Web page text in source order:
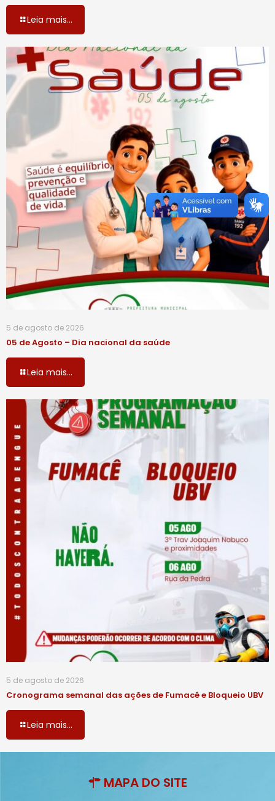
Leia mais...
5 de agosto de 2026
05 de Agosto – Dia nacional da saúde
Leia mais...
5 de agosto de 2026
Cronograma semanal das ações de Fumacê e Bloqueio UBV
Leia mais...
MAPA DO SITE